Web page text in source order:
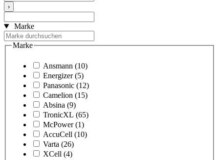
›
Marke
Marke
Ansmann (10)
Energizer (5)
Panasonic (12)
Camelion (15)
Absina (9)
TronicXL (65)
McPower (1)
AccuCell (10)
Varta (26)
XCell (4)